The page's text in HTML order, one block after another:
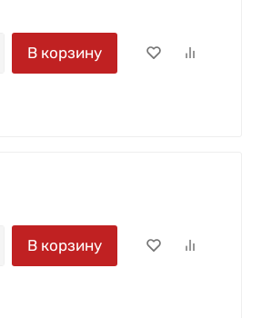
В корзину
В корзину